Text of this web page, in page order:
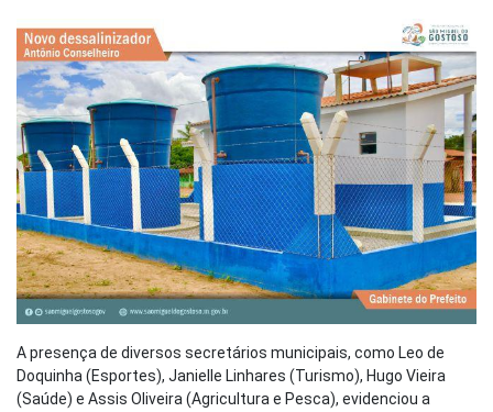
A presença de diversos secretários municipais, como Leo de
Doquinha (Esportes), Janielle Linhares (Turismo), Hugo Vieira
(Saúde) e Assis Oliveira (Agricultura e Pesca), evidenciou a